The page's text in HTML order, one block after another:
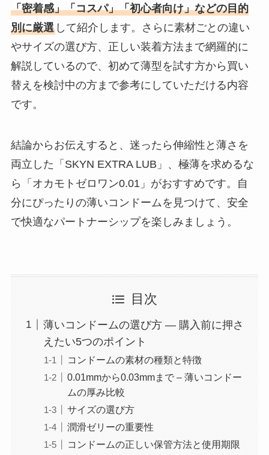
「密着感」「コスパ」「初心者向け」などの目的
別に厳選して紹介します。さらに素材ごとの違い
やサイズの選び方、正しい装着方法まで網羅的に
解説しているので、初めて薄型を試す方から買い
替えを検討中の方まで参考にしていただける内容
です。
結論からお伝えすると、迷ったら伸縮性と薄さを
両立した「SKYN EXTRA LUB」、極薄を求めるな
ら「オカモトゼロワン0.01」がおすすめです。自
分にぴったりの薄いコンドームを見つけて、安全
で快適なパートナーシップを楽しみましょう。
目次
薄いコンドームの選び方 ― 購入前に押さ
えたい5つのポイント
コンドームの素材の種類と特徴
0.01mmから0.03mmまで – 薄いコンドー
ムの厚み比較
サイズの選び方
潤滑ゼリーの重要性
コンドームの正しい保管方法と使用期限